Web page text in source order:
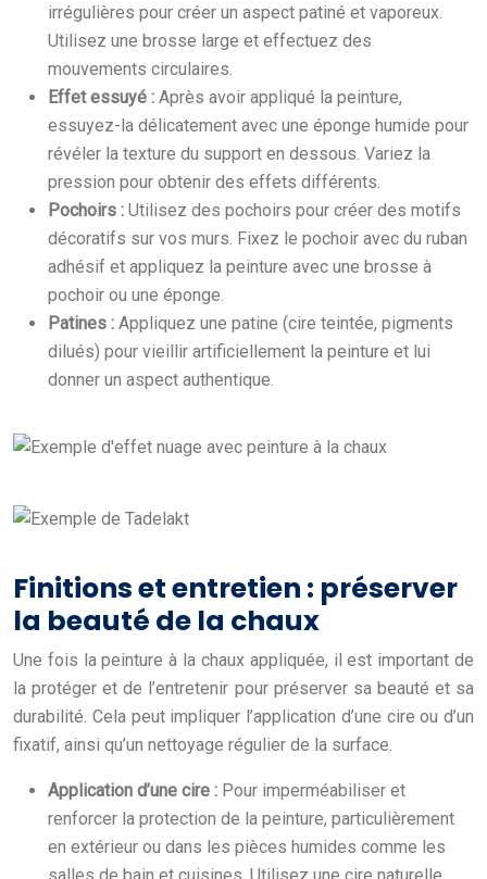
irrégulières pour créer un aspect patiné et vaporeux.
Utilisez une brosse large et effectuez des
mouvements circulaires.
Effet essuyé : Après avoir appliqué la peinture,
essuyez-la délicatement avec une éponge humide pour
révéler la texture du support en dessous. Variez la
pression pour obtenir des effets différents.
Pochoirs : Utilisez des pochoirs pour créer des motifs
décoratifs sur vos murs. Fixez le pochoir avec du ruban
adhésif et appliquez la peinture avec une brosse à
pochoir ou une éponge.
Patines : Appliquez une patine (cire teintée, pigments
dilués) pour vieillir artificiellement la peinture et lui
donner un aspect authentique.
Finitions et entretien : préserver
la beauté de la chaux
Une fois la peinture à la chaux appliquée, il est important de
la protéger et de l’entretenir pour préserver sa beauté et sa
durabilité. Cela peut impliquer l’application d’une cire ou d’un
fixatif, ainsi qu’un nettoyage régulier de la surface.
Application d’une cire : Pour imperméabiliser et
renforcer la protection de la peinture, particulièrement
en extérieur ou dans les pièces humides comme les